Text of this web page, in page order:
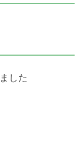
した